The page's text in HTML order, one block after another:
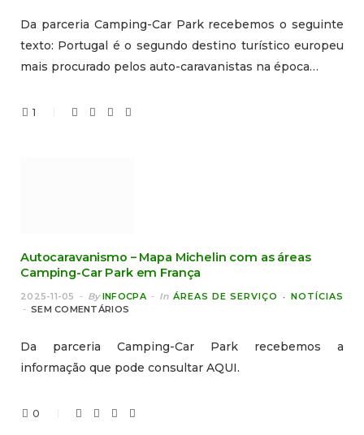
Da parceria Camping-Car Park recebemos o seguinte
texto: Portugal é o segundo destino turístico europeu
mais procurado pelos auto-caravanistas na época…
1
Autocaravanismo – Mapa Michelin com as áreas
Camping-Car Park em França
2025-11-05 By INFOCPA In ÁREAS DE SERVIÇO
NOTÍCIAS
SEM COMENTÁRIOS
Da parceria Camping-Car Park recebemos a
informação que pode consultar AQUI.
0